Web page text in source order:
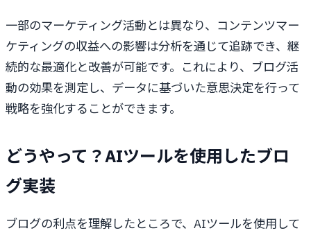
一部のマーケティング活動とは異なり、コンテンツマー
ケティングの収益への影響は分析を通じて追跡でき、継
続的な最適化と改善が可能です。これにより、ブログ活
動の効果を測定し、データに基づいた意思決定を行って
戦略を強化することができます。
どうやって？AIツールを使用したブロ
グ実装
ブログの利点を理解したところで、AIツールを使用して